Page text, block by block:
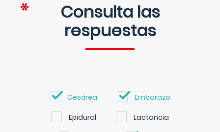
Consulta las
respuestas
Cesárea Embarazo
Epidural Lactancia